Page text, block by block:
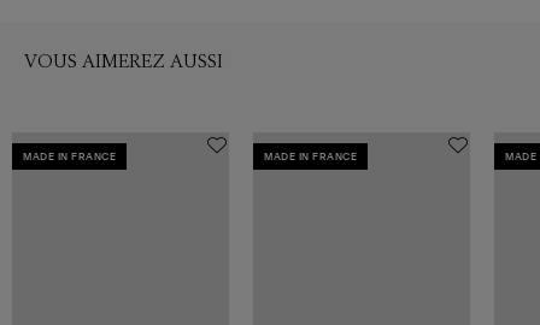
VOUS AIMEREZ AUSSI
MADE IN FRANCE MADE IN FRANCE MADE